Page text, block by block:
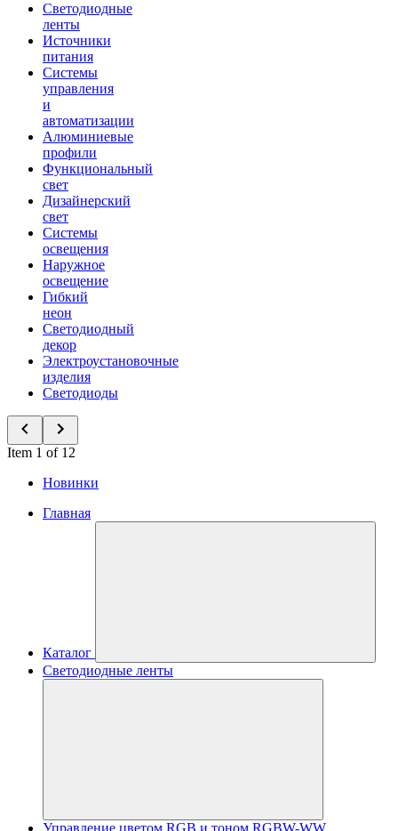
Светодиодные
ленты
Источники
питания
Системы
управления
и
автоматизации
Алюминиевые
профили
Функциональный
свет
Дизайнерский
свет
Системы
освещения
Наружное
освещение
Гибкий
неон
Светодиодный
декор
Электроустановочные
изделия
Светодиоды
Item 1 of 12
Новинки
Главная
Каталог
Светодиодные ленты
Управление цветом RGB и тоном RGBW-WW